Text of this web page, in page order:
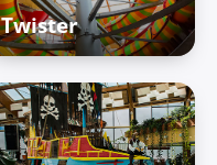
Twister